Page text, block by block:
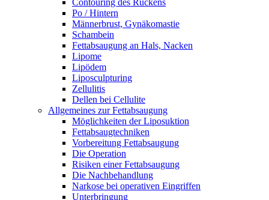
Po / Hintern
Männerbrust, Gynäkomastie
Schambein
Fettabsaugung an Hals, Nacken
Lipome
Lipödem
Liposculpturing
Zellulitis
Dellen bei Cellulite
Allgemeines zur Fettabsaugung
Möglichkeiten der Liposuktion
Fettabsaugtechniken
Vorbereitung Fettabsaugung
Die Operation
Risiken einer Fettabsaugung
Die Nachbehandlung
Narkose bei operativen Eingriffen
Unterbringung